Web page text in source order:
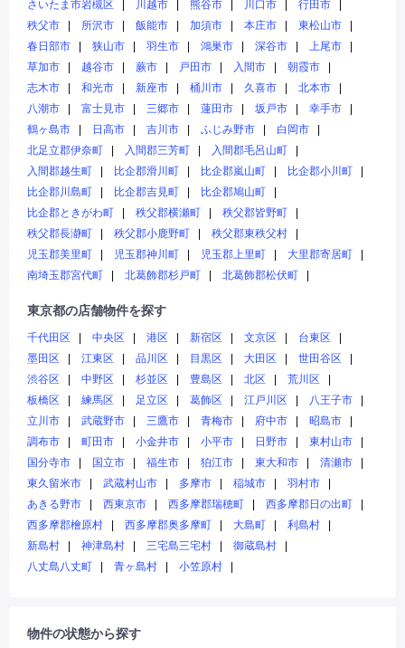
さいたま市岩槻区
川越市 熊谷市 川口市
行田市
秩父市
所沢市 飯能市 加須市 本庄市
東松山市
春日部市
狭山市 羽生市 鴻巣市 深谷市
上尾市
草加市
越谷市 蕨市 戸田市 入間市
朝霞市
志木市
和光市 新座市 桶川市 久喜市
北本市
八潮市
富士見市 三郷市 蓮田市 坂戸市
幸手市
鶴ヶ島市
日高市 吉川市 ふじみ野市
白岡市
北足立郡伊奈町
入間郡三芳町
入間郡毛呂山町
入間郡越生町
比企郡滑川町 比企郡嵐山町
比企郡小川町
比企郡川島町
比企郡吉見町
比企郡鳩山町
比企郡ときがわ町
秩父郡横瀬町
秩父郡皆野町
秩父郡長瀞町
秩父郡小鹿野町
秩父郡東秩父村
児玉郡美里町
児玉郡神川町 児玉郡上里町
大里郡寄居町
南埼玉郡宮代町
北葛飾郡杉戸町 北葛飾郡松伏町
東京都の店舗物件を探す
千代田区 中央区 港区 新宿区 文京区
台東区
墨田区
江東区 品川区 目黒区 大田区
世田谷区
渋谷区
中野区 杉並区 豊島区 北区
荒川区
板橋区
練馬区 足立区 葛飾区 江戸川区
八王子市
立川市
武蔵野市 三鷹市 青梅市 府中市
昭島市
調布市
町田市 小金井市 小平市 日野市
東村山市
国分寺市
国立市 福生市 狛江市 東大和市
清瀬市
東久留米市
武蔵村山市 多摩市 稲城市
羽村市
あきる野市
西東京市 西多摩郡瑞穂町
西多摩郡日の出町
西多摩郡檜原村
西多摩郡奥多摩町 大島町
利島村
新島村
神津島村 三宅島三宅村
御蔵島村
八丈島八丈町
青ヶ島村 小笠原村
物件の状態から探す